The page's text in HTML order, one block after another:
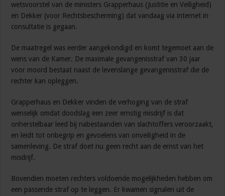
wetsvoorstel van de ministers Grapperhaus (Justitie en Veiligheid)
en Dekker (voor Rechtsbescherming) dat vandaag via internet in
consultatie is gegaan.
De maatregel was eerder aangekondigd en komt tegemoet aan de
wens van de Kamer. De maximale gevangenisstraf van 30 jaar
voor moord bestaat naast de levenslange gevangenisstraf die de
rechter kan opleggen.
Grapperhaus en Dekker vinden de verhoging van de straf
wenselijk omdat doodslag een zeer ernstig misdrijf is dat
onherstelbaar leed bij nabestaanden van slachtoffers veroorzaakt,
en leidt tot onbegrip en gevoelens van onveiligheid in de
samenleving. De straf doet nu geen recht aan de ernst van het
misdrijf.
Bovendien moeten rechters voldoende mogelijkheden hebben om
een passende straf op te leggen. Er kwamen signalen uit de